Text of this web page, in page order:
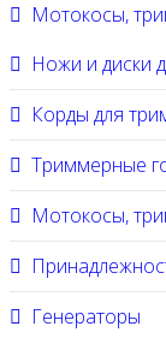
Мотокосы,
Ножи и диски
Корды для
Триммерные
Мотокосы,
Генераторы